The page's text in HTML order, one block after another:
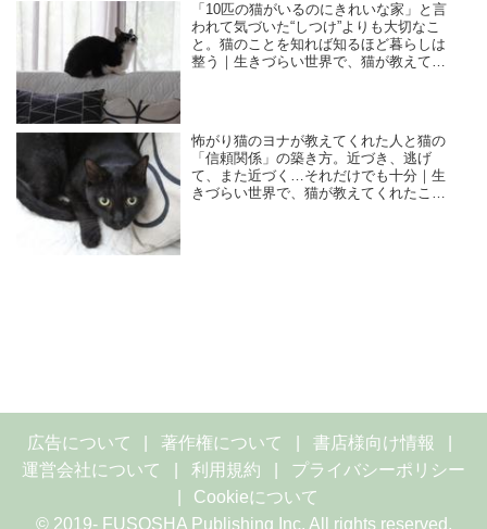
「10匹の猫がいるのにきれいな家」と言
われて気づいた“しつけ”よりも大切なこ
と。猫のことを知れば知るほど暮らしは
整う｜生きづらい世界で、猫が教えてく
怖がり猫のヨナが教えてくれた人と猫の
「信頼関係」の築き方。近づき、逃げ
て、また近づく…それだけでも十分｜生
きづらい世界で、猫が教えてくれたこと
広告について 著作権について
書店様向け情報
運営会社について
利用規約
プライバシーポリシー
Cookieについて
© 2019- FUSOSHA Publishing Inc. All rights reserved.